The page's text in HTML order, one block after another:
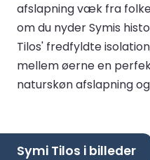
afslapning væk fra
om du nyder Symis
Tilos' fredfyldte
mellem øerne en
naturskøn afslapning
Symi Tilos i billeder